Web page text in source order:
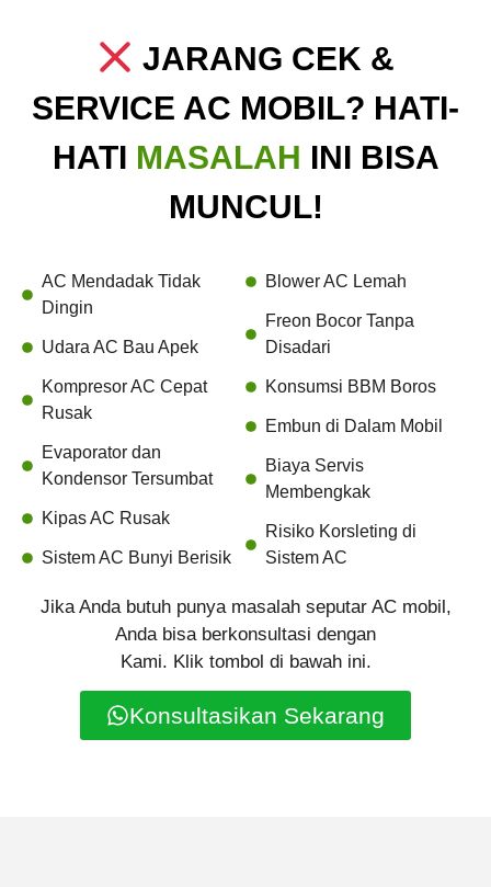
JARANG CEK &
SERVICE AC MOBIL? HATI-
HATI MASALAH INI BISA
MUNCUL!
AC Mendadak Tidak
Dingin
Udara AC Bau Apek
Kompresor AC Cepat
Rusak
Evaporator dan
Kondensor Tersumbat
Kipas AC Rusak
Sistem AC Bunyi Berisik
Blower AC Lemah
Freon Bocor Tanpa
Disadari
Konsumsi BBM Boros
Embun di Dalam Mobil
Biaya Servis
Membengkak
Risiko Korsleting di
Sistem AC
Jika Anda butuh punya masalah seputar AC mobil,
Anda bisa berkonsultasi dengan
Kami. Klik tombol di bawah ini.
Konsultasikan Sekarang